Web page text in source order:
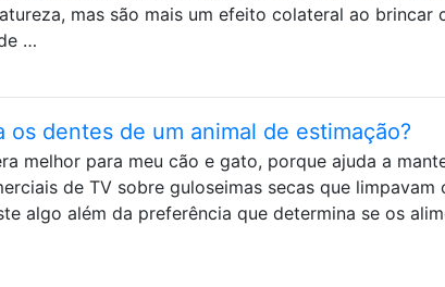
mas são mais um efeito colateral ao brincar
…
dentes de um animal de estimação?
melhor para meu cão e gato, porque ajuda a
de TV sobre guloseimas secas que limpavam
algo além da preferência que determina se os